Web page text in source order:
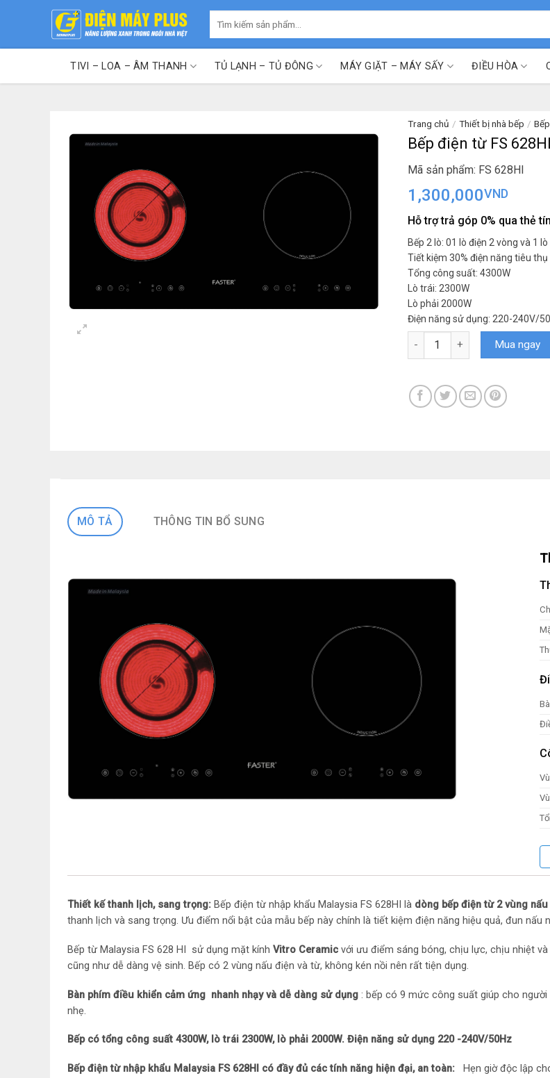
kiếm:
TIVI – LOA – ÂM THANH TỦ LẠNH – TỦ ĐÔNG MÁY GIẶT – MÁY SẤY ĐIỀU HÒA
Trang chủ / Thiết bị nhà bếp /
Bếp điện từ FS 628HI
Mã sản phẩm: FS 628HI
1,300,000VND
Hỗ trợ trả góp 0% qua thẻ
Bếp 2 lò: 01 lò điện 2 vòng và 1
Tiết kiệm 30% điện năng tiêu thụ
Tổng công suất: 4300W
Lò trái: 2300W
Lò phải 2000W
Điện năng sử dụng: 220-240V/
Bếp điện từ FS 628HI số lượng
Mua ngay
MÔ TẢ THÔNG TIN BỔ SUNG
Thiết kế thanh lịch, sang trọng: Bếp điện từ nhập khẩu Malaysia FS 628HI là dòng bếp điện từ 2 vùng
thanh lịch và sang trọng. Ưu điểm nổi bật của mẫu bếp này chính là tiết kiệm điện năng hiệu quả, đun nấu
Bếp từ Malaysia FS 628 HI sử dụng mặt kính Vitro Ceramic với ưu điểm sáng bóng, chịu lực, chịu nhiệt
cũng như dễ dàng vệ sinh. Bếp có 2 vùng nấu điện và từ, không kén nồi nên rất tiện dụng.
Bàn phím điều khiển cảm ứng nhanh nhạy và dễ dàng sử dụng : bếp có 9 mức công suất giúp cho
nhẹ.
Bếp có tổng công suất 4300W, lò trái 2300W, lò phải 2000W. Điện năng sử dụng 220 -240V/50Hz
Bếp điện từ nhập khẩu Malaysia FS 628HI có đầy đủ các tính năng hiện đại, an toàn:
Hẹn giờ độc lập